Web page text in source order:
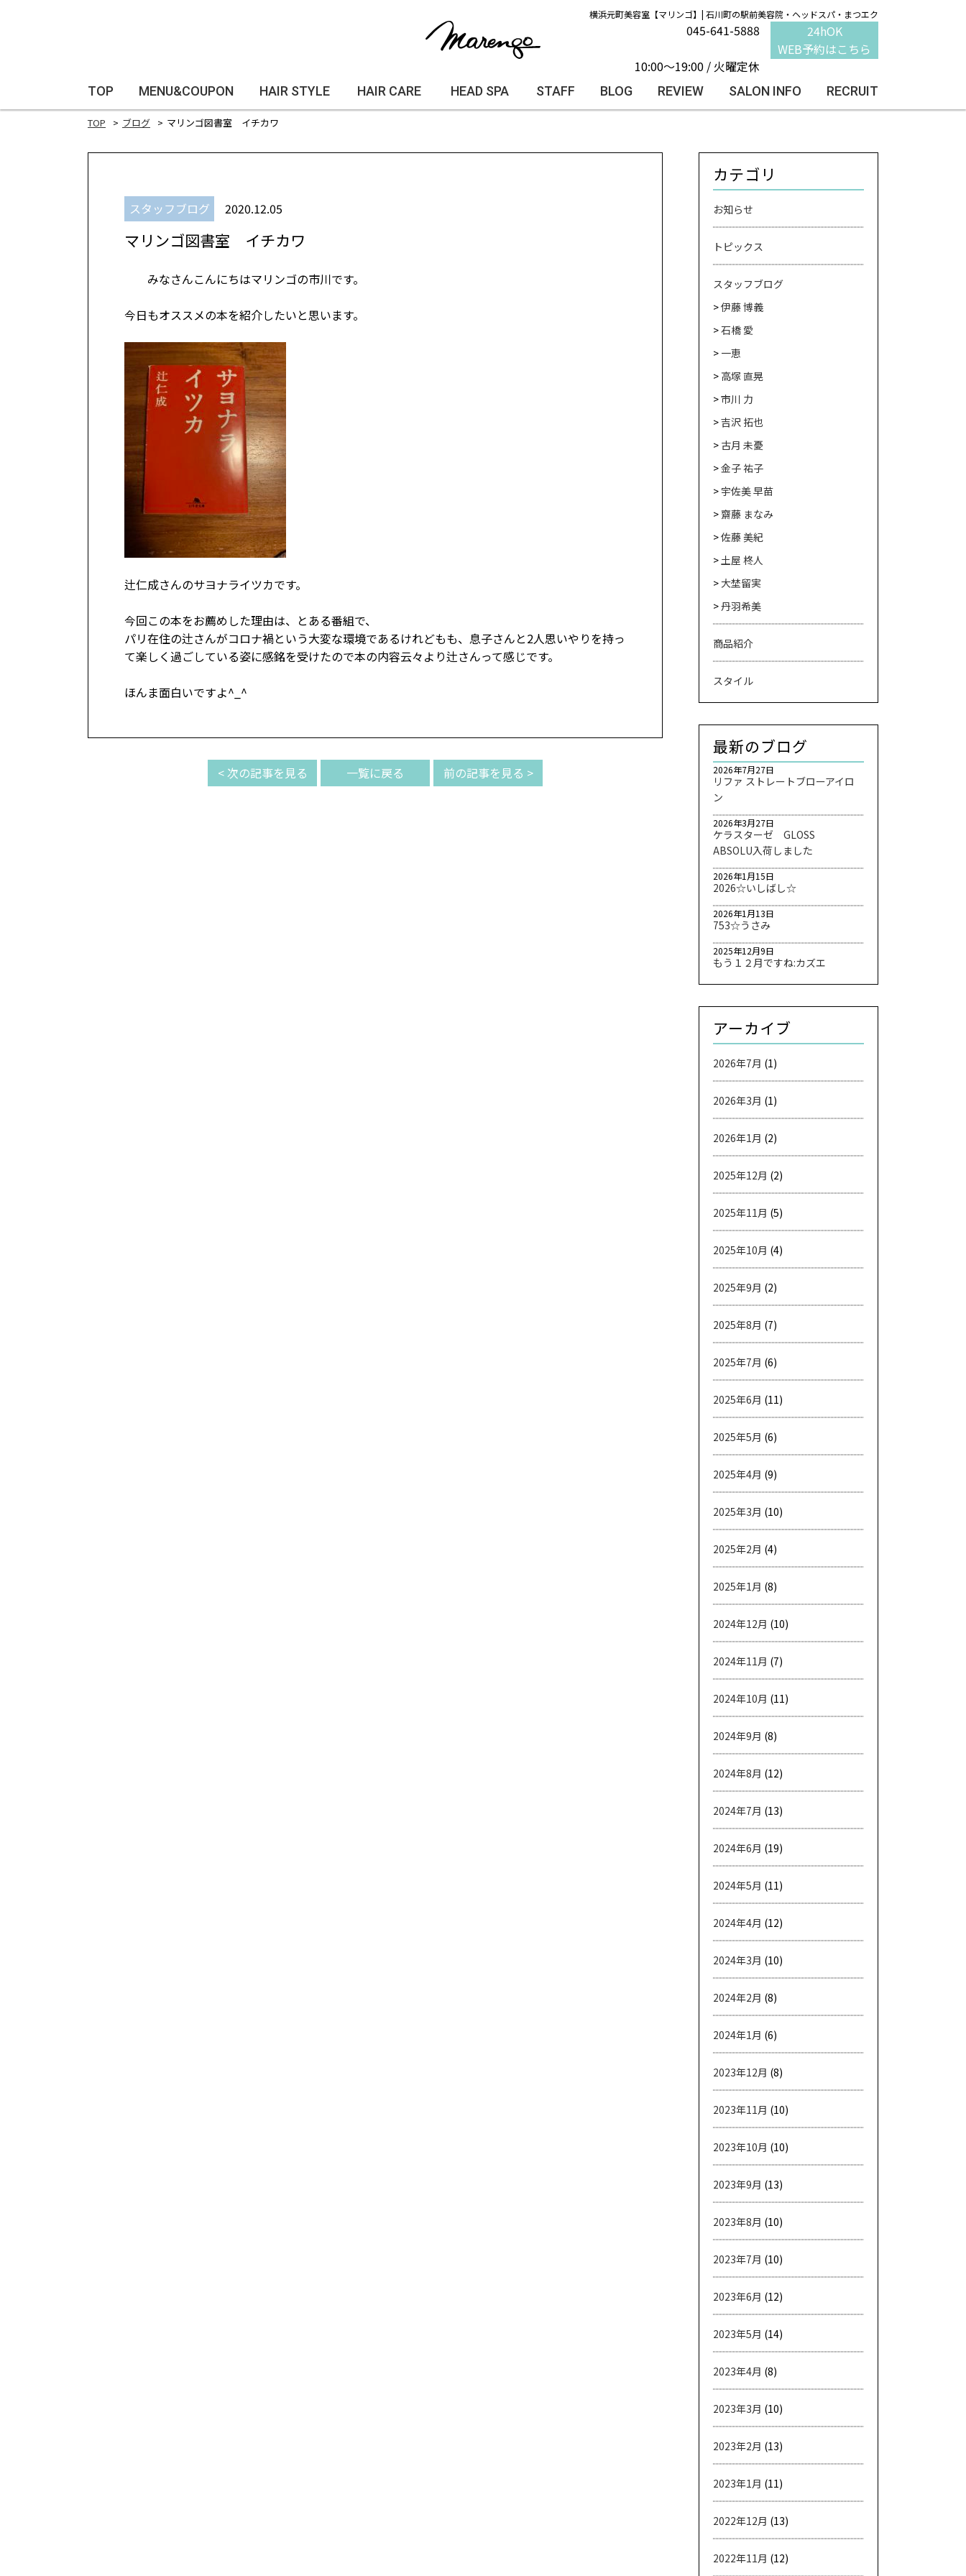
横浜元町美容室【マリンゴ】| 石川町の駅前美容院・ヘッドスパ・まつエク
045-641-5888
10:00～19:00 / 火曜定休
24hOK
WEB予約はこちら
TOP MENU&COUPON HAIR STYLE HAIR CARE HEAD SPA STAFF BLOG REVIEW SALON INFO RECRUIT
TOP ブログ マリンゴ図書室 イチカワ
スタッフブログ 2020.12.05
マリンゴ図書室 イチカワ
みなさんこんにちはマリンゴの市川です。
今日もオススメの本を紹介したいと思います。
辻仁成さんのサヨナライツカです。
今回この本をお薦めした理由は、とある番組で、
パリ在住の辻さんがコロナ禍という大変な環境であるけれどもも、息子さんと2人思いやりを持っ
て楽しく過ごしている姿に感銘を受けたので本の内容云々より辻さんって感じです。
ほんま面白いですよ^_^
< 次の記事を見る 一覧に戻る 前の記事を見る >
カテゴリ
お知らせ
トピックス
スタッフブログ
伊藤 博義
石橋 愛
一恵
高塚 直晃
市川 力
吉沢 拓也
古月 未憂
金子 祐子
宇佐美 早苗
齋藤 まなみ
佐藤 美紀
土屋 柊人
大埜留実
丹羽希美
商品紹介
スタイル
最新のブログ
リファ ストレートブローアイロ
ン
2026年7月27日
ケラスターゼ GLOSS
ABSOLU入荷しました
2026年3月27日
2026☆いしばし☆
2026年1月15日
753☆うさみ
2026年1月13日
もう１２月ですね:カズエ
2025年12月9日
アーカイブ
2026年7月 (1)
2026年3月 (1)
2026年1月 (2)
2025年12月 (2)
2025年11月 (5)
2025年10月 (4)
2025年9月 (2)
2025年8月 (7)
2025年7月 (6)
2025年6月 (11)
2025年5月 (6)
2025年4月 (9)
2025年3月 (10)
2025年2月 (4)
2025年1月 (8)
2024年12月 (10)
2024年11月 (7)
2024年10月 (11)
2024年9月 (8)
2024年8月 (12)
2024年7月 (13)
2024年6月 (19)
2024年5月 (11)
2024年4月 (12)
2024年3月 (10)
2024年2月 (8)
2024年1月 (6)
2023年12月 (8)
2023年11月 (10)
2023年10月 (10)
2023年9月 (13)
2023年8月 (10)
2023年7月 (10)
2023年6月 (12)
2023年5月 (14)
2023年4月 (8)
2023年3月 (10)
2023年2月 (13)
2023年1月 (11)
2022年12月 (13)
2022年11月 (12)